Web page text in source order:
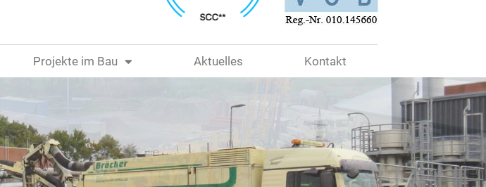
Projekte im Bau Aktuelles Kontakt